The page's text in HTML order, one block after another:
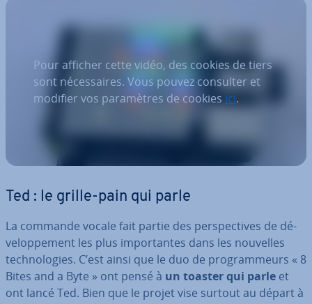
Pour afficher cette vidéo, des cookies de tiers
sont nécessaires. Vous pouvez consulter et
modifier vos paramètres de cookies ici.
Ted : le grille-pain qui parle
La commande vocale fait partie des pers­pec­tives de dé­
ve­lop­pe­ment les plus im­por­tantes dans les nouvelles
tech­no­lo­gies. C’est ainsi que le duo de pro­gram­meurs « 8
Bites and a Byte » ont pensé à un toaster qui parle et
ont lancé Ted. Bien que le projet vise surtout au départ à